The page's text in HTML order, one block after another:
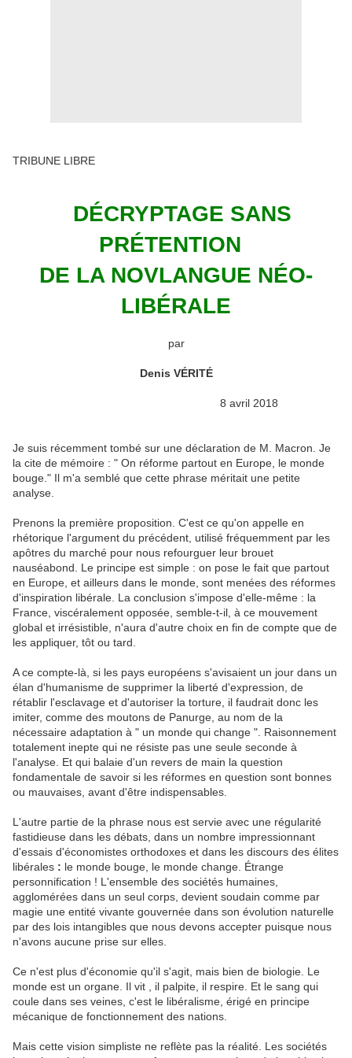
TRIBUNE LIBRE
DÉCRYPTAGE SANS
PRÉTENTION
DE LA NOVLANGUE NÉO-
LIBÉRALE
par
Denis VÉRITÉ
8 avril 2018
Je suis récemment tombé sur une déclaration de M. Macron. Je
la cite de mémoire : " On réforme partout en Europe, le monde
bouge." Il m'a semblé que cette phrase méritait une petite
analyse.
Prenons la première proposition. C'est ce qu'on appelle en
rhétorique l'argument du précédent, utilisé fréquemment par les
apôtres du marché pour nous refourguer leur brouet
nauséabond. Le principe est simple : on pose le fait que partout
en Europe, et ailleurs dans le monde, sont menées des réformes
d'inspiration libérale. La conclusion s'impose d'elle-même : la
France, viscéralement opposée, semble-t-il, à ce mouvement
global et irrésistible, n'aura d'autre choix en fin de compte que de
les appliquer, tôt ou tard.
A ce compte-là, si les pays européens s'avisaient un jour dans un
élan d'humanisme de supprimer la liberté d'expression, de
rétablir l'esclavage et d'autoriser la torture, il faudrait donc les
imiter, comme des moutons de Panurge, au nom de la
nécessaire adaptation à " un monde qui change ". Raisonnement
totalement inepte qui ne résiste pas une seule seconde à
l'analyse. Et qui balaie d'un revers de main la question
fondamentale de savoir si les réformes en question sont bonnes
ou mauvaises, avant d'être indispensables.
L'autre partie de la phrase nous est servie avec une régularité
fastidieuse dans les débats, dans un nombre impressionnant
d'essais d'économistes orthodoxes et dans les discours des élites
libérales : le monde bouge, le monde change. Étrange
personnification ! L'ensemble des sociétés humaines,
agglomérées dans un seul corps, devient soudain comme par
magie une entité vivante gouvernée dans son évolution naturelle
par des lois intangibles que nous devons accepter puisque nous
n'avons aucune prise sur elles.
Ce n'est plus d'économie qu'il s'agit, mais bien de biologie. Le
monde est un organe. Il vit , il palpite, il respire. Et le sang qui
coule dans ses veines, c'est le libéralisme, érigé en principe
mécanique de fonctionnement des nations.
Mais cette vision simpliste ne reflète pas la réalité. Les sociétés